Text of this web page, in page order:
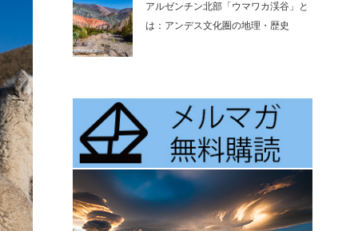
アルゼンチン北部「ウマワカ渓谷」と
は：アンデス文化圏の地理・歴史